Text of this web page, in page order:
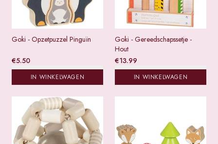
Goki - Opzetpuzzel Pinguïn
€5.50
IN WINKELWAGEN
Goki - Gereedschapssetje -
Hout
€13.99
IN WINKELWAGEN